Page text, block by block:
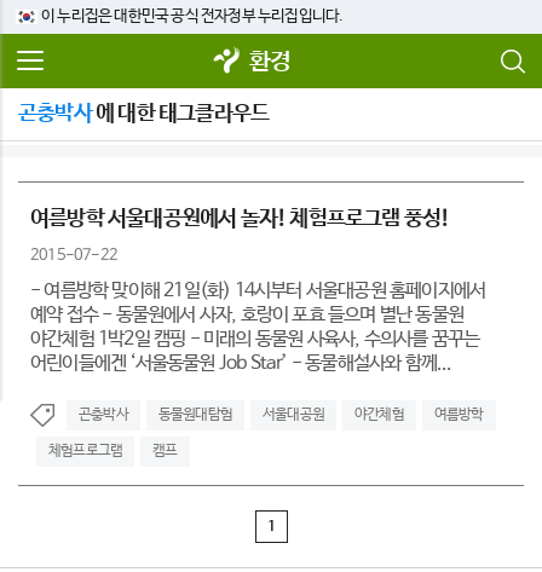
이 누리집은 대한민국 공식 전자정부 누리집입니다.
환경
곤충박사에 대한 태그클라우드
여름방학 서울대공원에서 놀자! 체험프로그램 풍성!
2015-07-22
- 여름방학 맞이해 21일(화) 14시부터 서울대공원 홈페이지에서
예약 접수 - 동물원에서 사자, 호랑이 포효 들으며 별난 동물원
야간체험 1박2일 캠핑 - 미래의 동물원 사육사, 수의사를 꿈꾸는
어린이들에겐 ‘서울동물원 Job Star’ - 동물해설사와 함께...
곤충박사 동물원대탐험 서울대공원 야간체험 여름방학
체험프로그램 캠프
1